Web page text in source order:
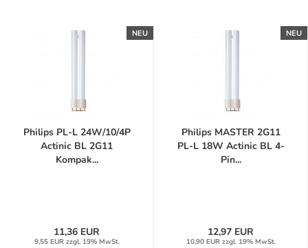
NEU
Philips PL-L 24W/10/4P
Actinic BL 2G11
Kompak...
11,36 EUR
9,55 EUR zzgl. 19% MwSt.
NEU
Philips MASTER 2G11
PL-L 18W Actinic BL 4-
Pin...
12,97 EUR
10,90 EUR zzgl. 19% MwSt.